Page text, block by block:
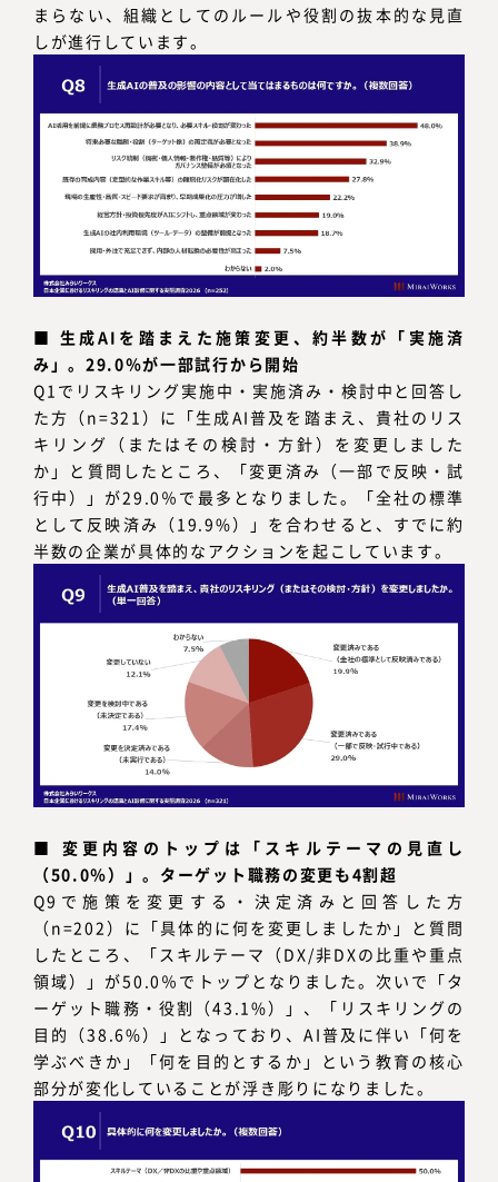
まらない、組織としてのルールや役割の抜本的な見直
しが進行しています。
■ 生成AIを踏まえた施策変更、約半数が「実施済
み」。29.0％が一部試行から開始
Q1でリスキリング実施中・実施済み・検討中と回答し
た方（n=321）に「生成AI普及を踏まえ、貴社のリス
キリング（またはその検討・方針）を変更しました
か」と質問したところ、「変更済み（一部で反映・試
行中）」が29.0％で最多となりました。「全社の標準
として反映済み（19.9%）」を合わせると、すでに約
半数の企業が具体的なアクションを起こしています。
■ 変更内容のトップは「スキルテーマの見直し
（50.0％）」。ターゲット職務の変更も4割超
Q9で施策を変更する・決定済みと回答した方
（n=202）に「具体的に何を変更しましたか」と質問
したところ、「スキルテーマ（DX/非DXの比重や重点
領域）」が50.0％でトップとなりました。次いで「タ
ーゲット職務・役割（43.1%）」、「リスキリングの
目的（38.6%）」となっており、AI普及に伴い「何を
学ぶべきか」「何を目的とするか」という教育の核心
部分が変化していることが浮き彫りになりました。